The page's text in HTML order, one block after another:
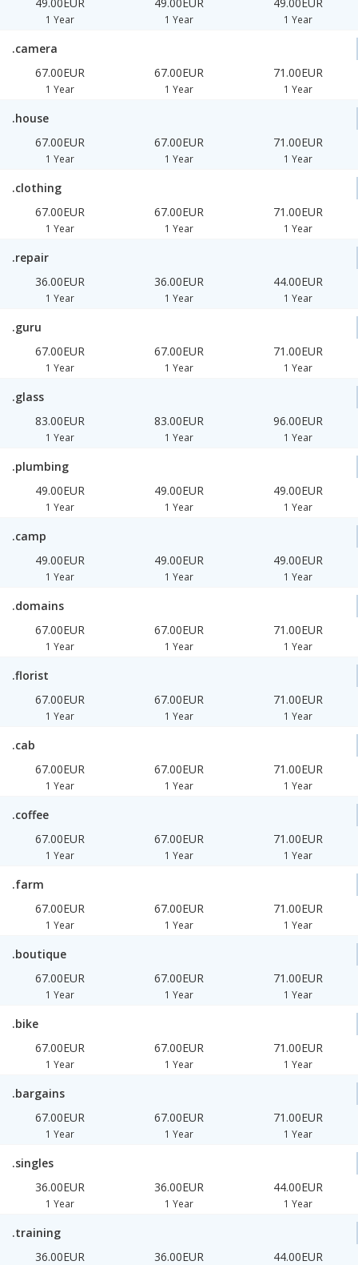
1 Year 1 Year 1 Year
.camera
67.00EUR
1 Year
67.00EUR
1 Year
71.00EUR
1 Year
.house
67.00EUR
1 Year
67.00EUR
1 Year
71.00EUR
1 Year
.clothing
67.00EUR
1 Year
67.00EUR
1 Year
71.00EUR
1 Year
.repair
36.00EUR
1 Year
36.00EUR
1 Year
44.00EUR
1 Year
.guru
67.00EUR
1 Year
67.00EUR
1 Year
71.00EUR
1 Year
.glass
83.00EUR
1 Year
83.00EUR
1 Year
96.00EUR
1 Year
.plumbing
49.00EUR
1 Year
49.00EUR
1 Year
49.00EUR
1 Year
.camp
49.00EUR
1 Year
49.00EUR
1 Year
49.00EUR
1 Year
.domains
67.00EUR
1 Year
67.00EUR
1 Year
71.00EUR
1 Year
.florist
67.00EUR
1 Year
67.00EUR
1 Year
71.00EUR
1 Year
.cab
67.00EUR
1 Year
67.00EUR
1 Year
71.00EUR
1 Year
.coffee
67.00EUR
1 Year
67.00EUR
1 Year
71.00EUR
1 Year
.farm
67.00EUR
1 Year
67.00EUR
1 Year
71.00EUR
1 Year
.boutique
67.00EUR
1 Year
67.00EUR
1 Year
71.00EUR
1 Year
.bike
67.00EUR
1 Year
67.00EUR
1 Year
71.00EUR
1 Year
.bargains
67.00EUR
1 Year
67.00EUR
1 Year
71.00EUR
1 Year
.singles
36.00EUR
1 Year
36.00EUR
1 Year
44.00EUR
1 Year
.training
36.00EUR
36.00EUR 44.00EUR